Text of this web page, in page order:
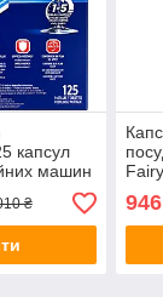
капсул
машин
₴